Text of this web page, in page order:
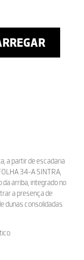
a partir de escadaria
34-A SINTRA,
arriba, integrado no
a presença de
dunas consolidadas.